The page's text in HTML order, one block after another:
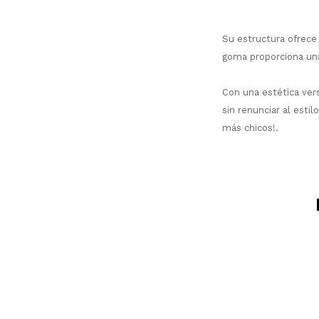
Su estructura ofrece
goma proporciona
Con una estética
sin renunciar al
más chicos!.